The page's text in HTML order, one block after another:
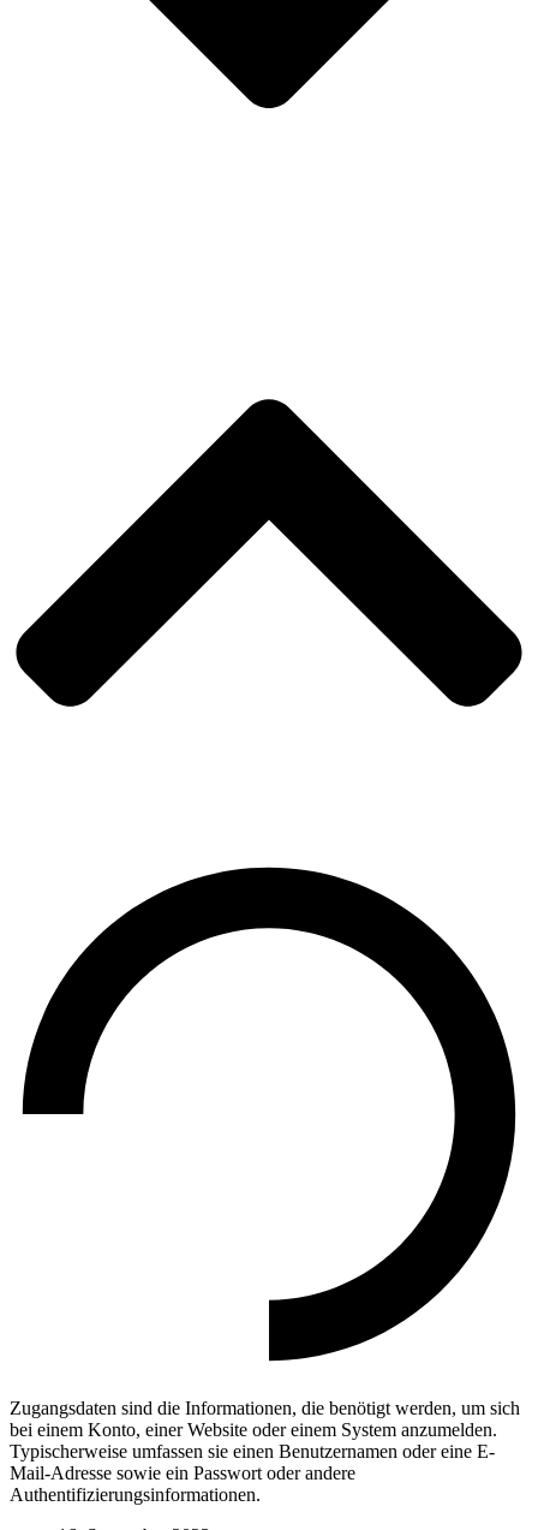
Zugangsdaten sind die Informationen, die benötigt werden, um sich
bei einem Konto, einer Website oder einem System anzumelden.
Typischerweise umfassen sie einen Benutzernamen oder eine E-
Mail-Adresse sowie ein Passwort oder andere
Authentifizierungsinformationen.